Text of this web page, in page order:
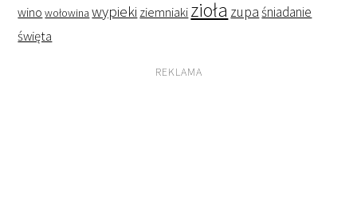
wino wołowina wypieki ziemniaki zioła zupaśniadanie
święta
REKLAMA